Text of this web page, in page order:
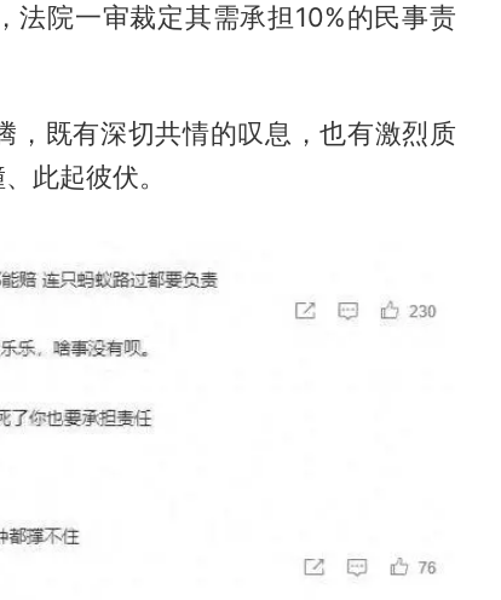
法院一审裁定其需承担10%的民事责
，既有深切共情的叹息，也有激烈质
此起彼伏。